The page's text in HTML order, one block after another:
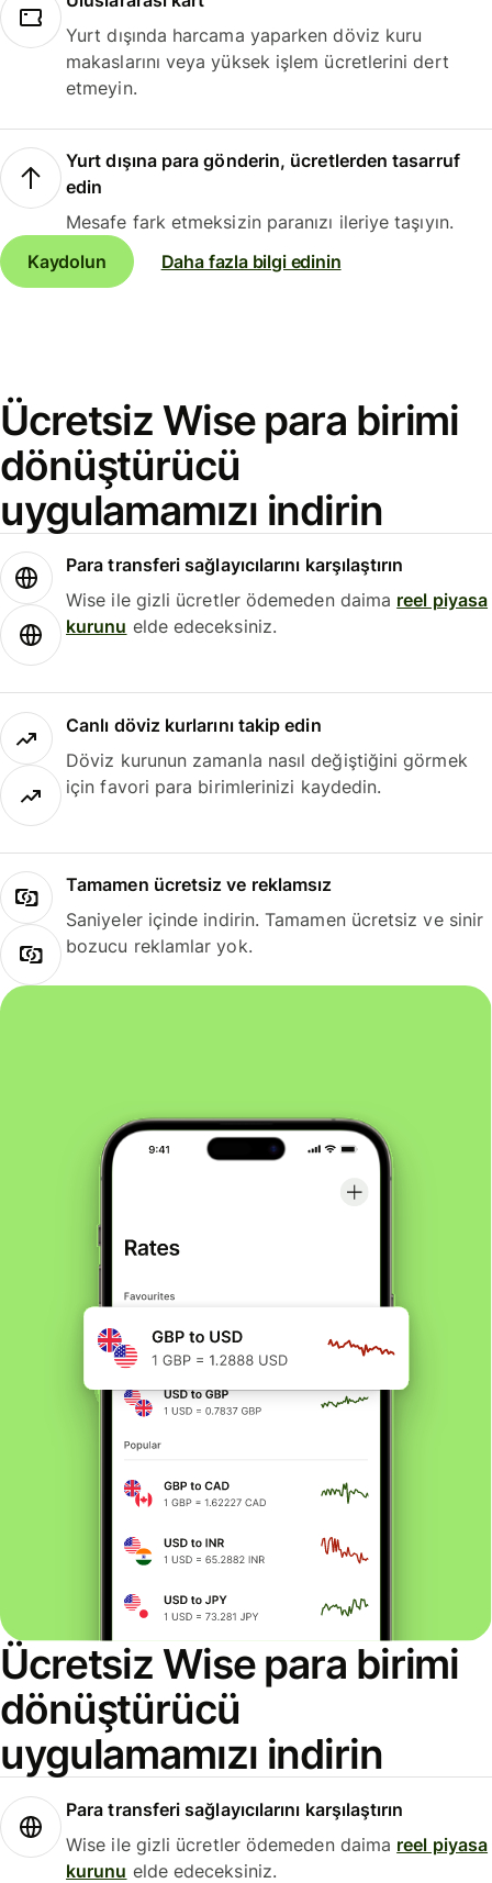
Yurt dışında harcama yaparken döviz kuru
makaslarını veya yüksek işlem ücretlerini dert
etmeyin.
Yurt dışına para gönderin, ücretlerden tasarruf
edin
Mesafe fark etmeksizin paranızı ileriye taşıyın.
Kaydolun
Daha fazla bilgi edinin
Ücretsiz Wise para birimi
dönüştürücü
uygulamamızı indirin
Para transferi sağlayıcılarını karşılaştırın
Wise ile gizli ücretler ödemeden daima reel piyasa
kurunu elde edeceksiniz.
Canlı döviz kurlarını takip edin
Döviz kurunun zamanla nasıl değiştiğini görmek
için favori para birimlerinizi kaydedin.
Tamamen ücretsiz ve reklamsız
Saniyeler içinde indirin. Tamamen ücretsiz ve sinir
bozucu reklamlar yok.
Ücretsiz Wise para birimi
dönüştürücü
uygulamamızı indirin
Para transferi sağlayıcılarını karşılaştırın
Wise ile gizli ücretler ödemeden daima reel piyasa
kurunu elde edeceksiniz.